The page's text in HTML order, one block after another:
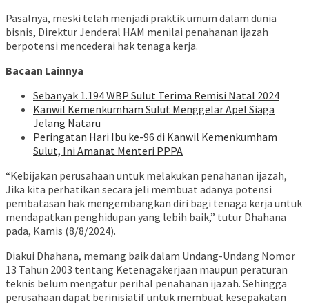
Pasalnya, meski telah menjadi praktik umum dalam dunia
bisnis, Direktur Jenderal HAM menilai penahanan ijazah
berpotensi mencederai hak tenaga kerja.
Bacaan Lainnya
Sebanyak 1.194 WBP Sulut Terima Remisi Natal 2024
Kanwil Kemenkumham Sulut Menggelar Apel Siaga
Jelang Nataru
Peringatan Hari Ibu ke-96 di Kanwil Kemenkumham
Sulut, Ini Amanat Menteri PPPA
“Kebijakan perusahaan untuk melakukan penahanan ijazah,
Jika kita perhatikan secara jeli membuat adanya potensi
pembatasan hak mengembangkan diri bagi tenaga kerja untuk
mendapatkan penghidupan yang lebih baik,” tutur Dhahana
pada, Kamis (8/8/2024).
Diakui Dhahana, memang baik dalam Undang-Undang Nomor
13 Tahun 2003 tentang Ketenagakerjaan maupun peraturan
teknis belum mengatur perihal penahanan ijazah. Sehingga
perusahaan dapat berinisiatif untuk membuat kesepakatan